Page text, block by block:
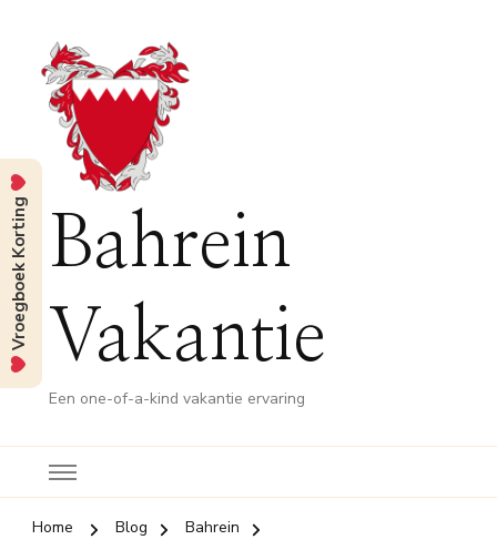
Bahrein
Vakantie
Een one-of-a-kind vakantie ervaring
Home Blog
Bahrein
Vroegboek Korting